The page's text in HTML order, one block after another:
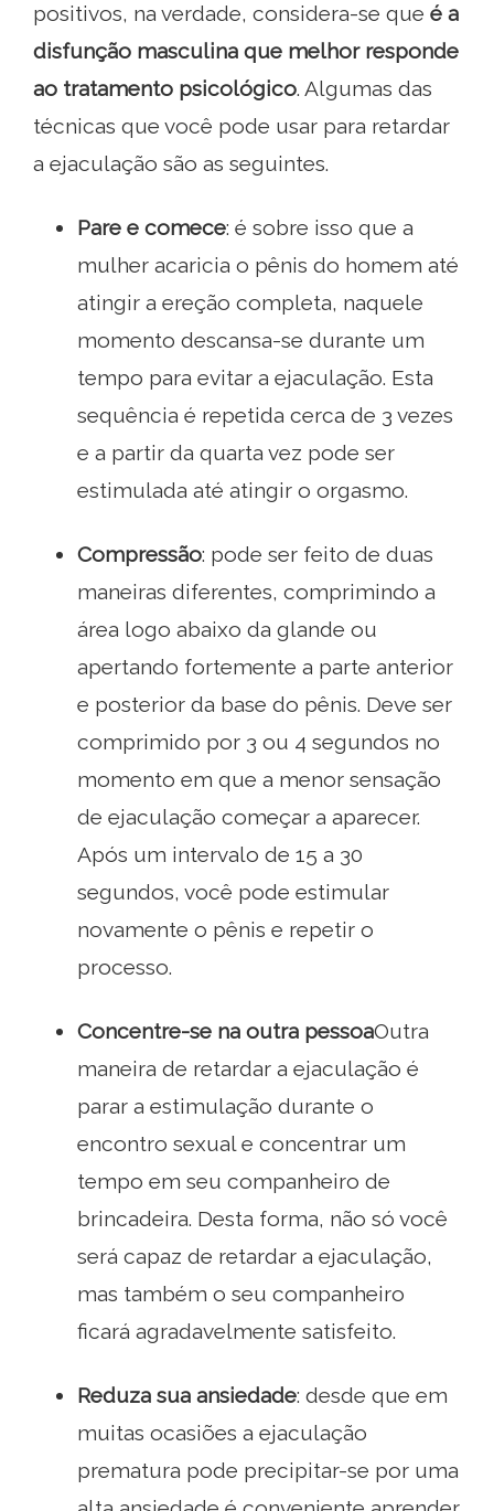
positivos, na verdade, considera-se que é a
disfunção masculina que melhor responde
ao tratamento psicológico. Algumas das
técnicas que você pode usar para retardar
a ejaculação são as seguintes.
Pare e comece: é sobre isso que a
mulher acaricia o pênis do homem até
atingir a ereção completa, naquele
momento descansa-se durante um
tempo para evitar a ejaculação. Esta
sequência é repetida cerca de 3 vezes
e a partir da quarta vez pode ser
estimulada até atingir o orgasmo.
Compressão: pode ser feito de duas
maneiras diferentes, comprimindo a
área logo abaixo da glande ou
apertando fortemente a parte anterior
e posterior da base do pênis. Deve ser
comprimido por 3 ou 4 segundos no
momento em que a menor sensação
de ejaculação começar a aparecer.
Após um intervalo de 15 a 30
segundos, você pode estimular
novamente o pênis e repetir o
processo.
Concentre-se na outra pessoaOutra
maneira de retardar a ejaculação é
parar a estimulação durante o
encontro sexual e concentrar um
tempo em seu companheiro de
brincadeira. Desta forma, não só você
será capaz de retardar a ejaculação,
mas também o seu companheiro
ficará agradavelmente satisfeito.
Reduza sua ansiedade: desde que em
muitas ocasiões a ejaculação
prematura pode precipitar-se por uma